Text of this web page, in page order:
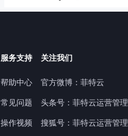
服务支持
帮助中心
常见问题
操作视频
关注我们
官方微博：菲特云
头条号：菲特云运营管理
搜狐号：菲特云运营管理